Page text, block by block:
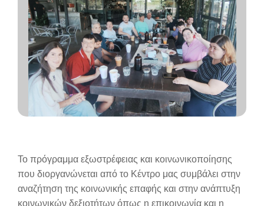
Το πρόγραμμα εξωστρέφειας και κοινωνικοποίησης
που διοργανώνεται από το Κέντρο μας συμβάλει στην
αναζήτηση της κοινωνικής επαφής και στην ανάπτυξη
κοινωνικών δεξιοτήτων όπως η επικοινωνία και η